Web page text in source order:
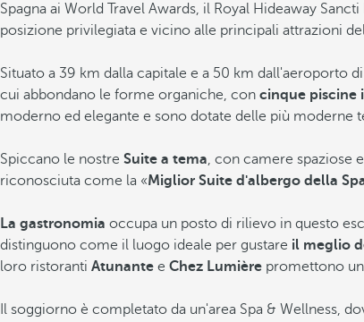
Condividere
Aggiungi ai preferiti
Spagna ai World Travel Awards, il Royal Hideaway
posizione privilegiata e vicino alle principali attrazioni
Situato a 39 km dalla capitale e a 50 km dall'aeroporto
cui abbondano le forme organiche, con cinque piscine
moderno ed elegante e sono dotate delle più moderne
Spiccano le nostre Suite a tema, con camere spaziose
riconosciuta come la «Miglior Suite d'albergo della
La gastronomia occupa un posto di rilievo in questo
distinguono come il luogo ideale per gustare il meglio
loro ristoranti Atunante e Chez Lumière promettono
Il soggiorno è completato da un'area Spa & Wellness,